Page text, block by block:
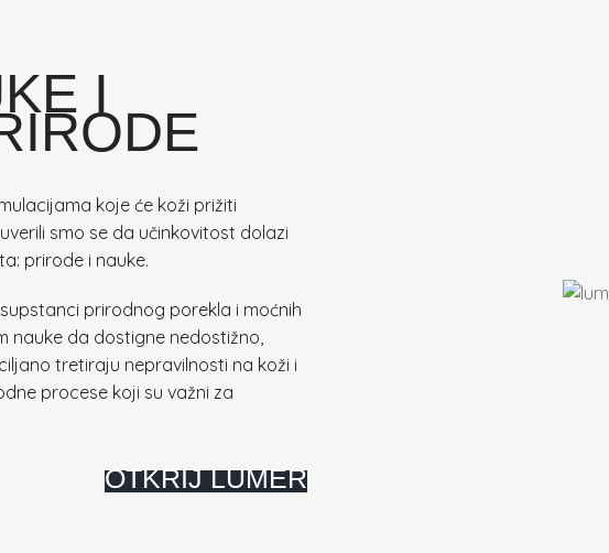
I
koje će koži prižiti
smo se da učinkovitost dolazi
prirode i nauke.
prirodnog porekla i moćnih
nauke da dostigne nedostižno,
tretiraju nepravilnosti na koži i
procese koji su važni za
OTKRIJ LUMER